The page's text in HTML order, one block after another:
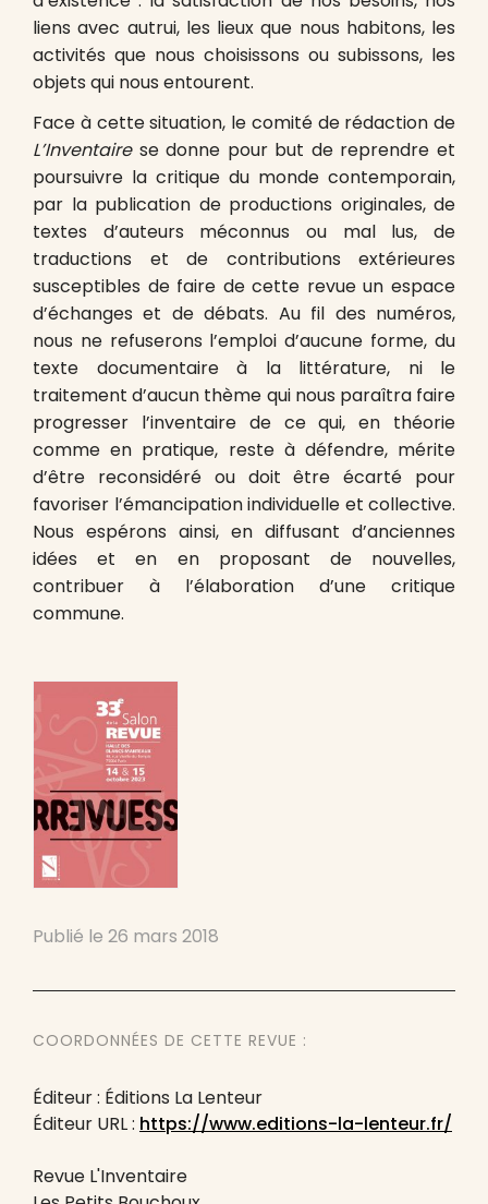
liens avec autrui, les lieux que nous habitons, les
activités que nous choisissons ou subissons, les
objets qui nous entourent.
Face à cette situation, le comité de rédaction de
L’Inventairese donne pour but de reprendre et
poursuivre la critique du monde contemporain,
par la publication de productions originales, de
textes d’auteurs méconnus ou mal lus, de
traductions et de contributions extérieures
susceptibles de faire de cette revue un espace
d’échanges et de débats. Au fil des numéros,
nous ne refuserons l’emploi d’aucune forme, du
texte documentaire à la littérature, ni le
traitement d’aucun thème qui nous paraîtra faire
progresser l’inventaire de ce qui, en théorie
comme en pratique, reste à défendre, mérite
d’être reconsidéré ou doit être écarté pour
favoriser l’émancipation individuelle et collective.
Nous espérons ainsi, en diffusant d’anciennes
idées et en en proposant de nouvelles,
contribuer à l’élaboration d’une critique
commune.
Publié le 26 mars 2018
COORDONNÉES DE CETTE REVUE :
Éditeur : Éditions La Lenteur
Éditeur URL : https://www.editions-la-lenteur.fr/
Revue L'Inventaire